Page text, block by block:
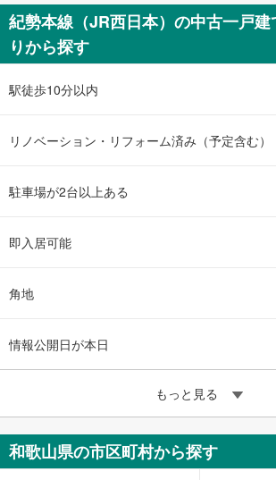
120万円
未定
紀勢本線（JR西日本）
紀勢本線（JR西日本）の中古一戸
りから探す
駅徒歩10分以内
リノベーション・リフォーム済み（予定含む）
駐車場が2台以上ある
即入居可能
角地
情報公開日が本日
もっと見る
和歌山県の市区町村から探す